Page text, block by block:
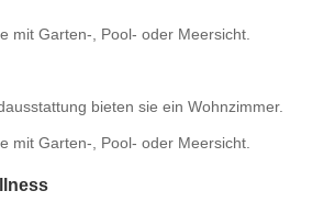
mit Garten-, Pool- oder Meersicht.
bieten sie ein Wohnzimmer.
mit Garten-, Pool- oder Meersicht.